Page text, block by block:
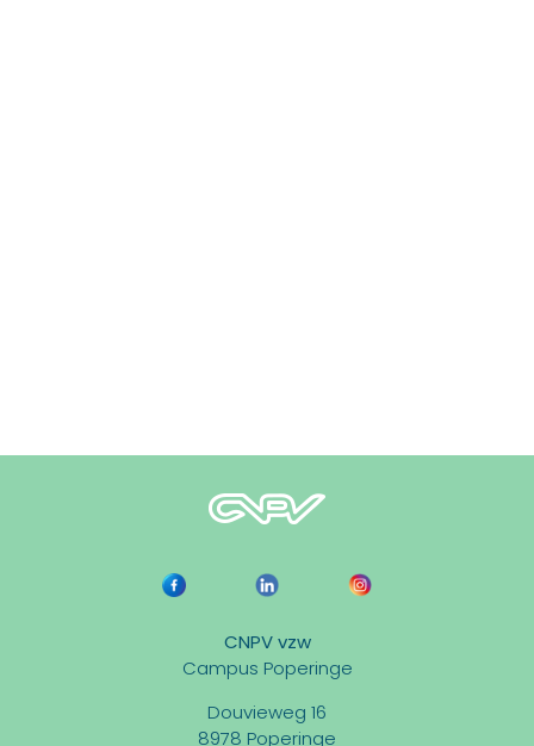
CNPV vzw
Campus Poperinge
Douvieweg 16
8978 Poperinge